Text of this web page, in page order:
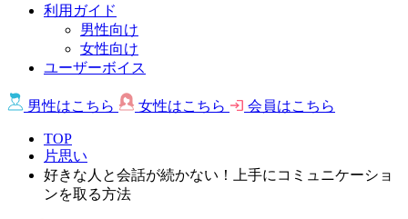
利用ガイド
男性向け
女性向け
ユーザーボイス
男性はこちら 女性はこちら 会員はこちら
TOP
片思い
好きな人と会話が続かない！上手にコミュニケーショ
ンを取る方法